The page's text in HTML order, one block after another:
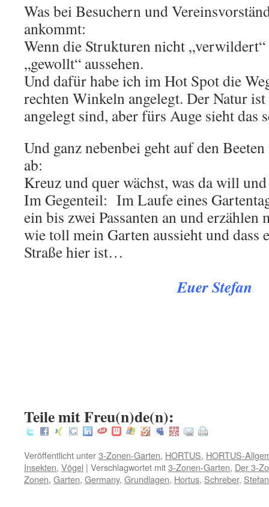
Was bei Besuchern und
ankommt:
Wenn die Strukturen nicht
„gewollt“ aussehen.
Und dafür habe ich im Hot Spot die
rechten Winkeln angelegt. Der Natur ist
angelegt sind, aber fürs Auge sieht das
Und ganz nebenbei geht auf den
ab:
Kreuz und quer wächst, was da will
Im Gegenteil: Im Laufe eines
ein bis zwei Passanten an und erzählen
wie toll mein Garten aussieht und dass
Straße hier ist…
Euer Stefan
Teile mit Freu(n)de(n):
Veröffentlicht unter3-Zonen-Garten, HORTUS, HORTUS-
Insekten, Vögel | Verschlagwortet mit3-Zonen-Garten, Der 3-
Zonen, Garten, Germany, Grundlagen, Hortus, Schreber, Stefan